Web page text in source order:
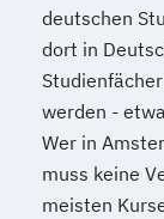
deutschen
dort in
werden -
Wer in
muss keine
meisten